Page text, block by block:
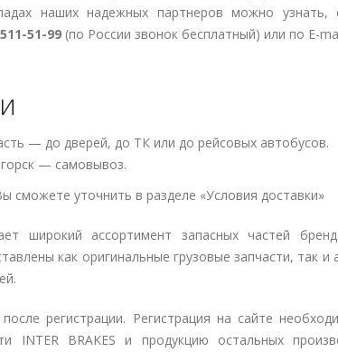
наших надежных партнеров можно узнать,
51-99 (по России звонок бесплатный) или по E-
— до дверей, до ТК или до рейсовых автобусов.
— самовывоз.
уточнить в разделе «Условия доставки»
широкий ассортимент запасных частей
как оригинальные грузовые запчасти, так и
регистрации. Регистрация на сайте
INTER BRAKES и продукцию остальных